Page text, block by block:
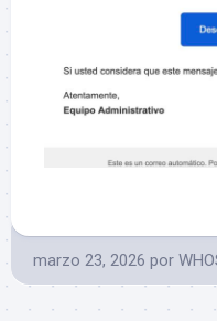
marzo 23, 2026 por